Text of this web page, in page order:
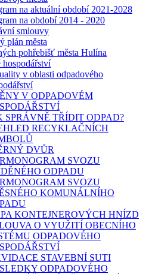
na aktuální období 2021-2028
na období 2014 - 2020
smlouvy
plán města
pohřebišť města Hulína
hospodářství
v oblasti odpadového
V ODPADOVÉM
SPRÁVNĚ TŘÍDIT ODPAD?
RECYKLAČNÍCH
DVŮR
SVOZU
ODPADU
SVOZU
KOMUNÁLNÍHO
KONTEJNEROVÝCH HNÍZD
O VYUŽITÍ OBECNÍHO
ODPADOVÉHO
STAVEBNÍ SUTI
ODPADOVÉHO